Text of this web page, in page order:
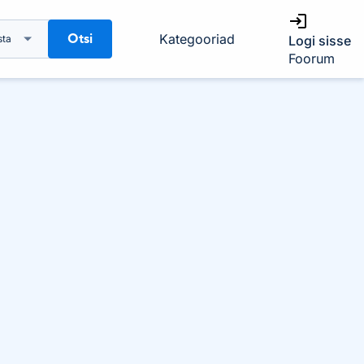
Otsi Kategooriad
Logi sisse
Foorum